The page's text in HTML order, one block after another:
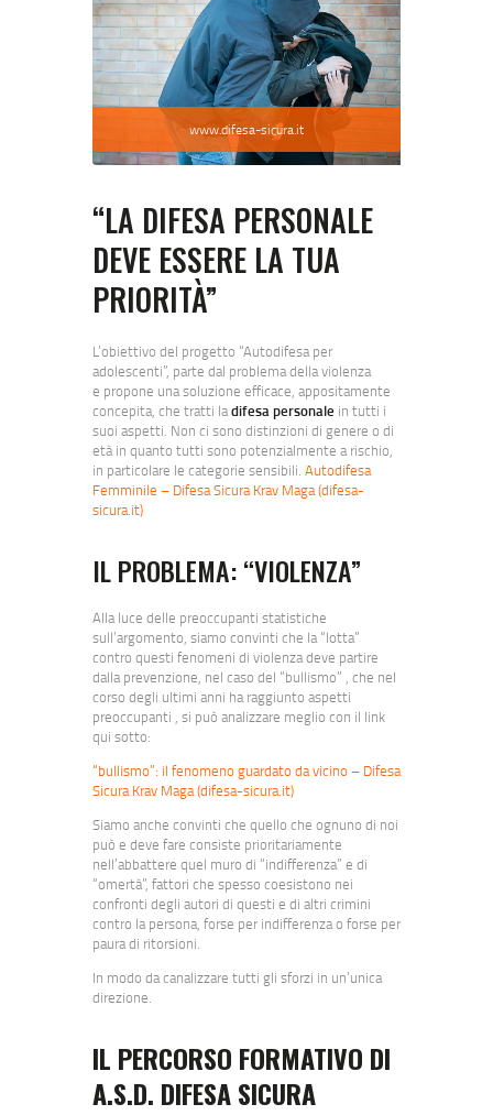
www.difesa-sicura.it
“LA DIFESA PERSONALE
DEVE ESSERE LA TUA
PRIORITÀ”
L’obiettivo del progetto “Autodifesa per
adolescenti”, parte dal problema della violenza
e propone una soluzione efficace, appositamente
concepita, che tratti ladifesa personale in tutti i
suoi aspetti. Non ci sono distinzioni di genere o di
età in quanto tutti sono potenzialmente a rischio,
in particolare le categorie sensibili. Autodifesa
Femminile – Difesa Sicura Krav Maga (difesa-
sicura.it)
IL PROBLEMA: “VIOLENZA”
Alla luce delle preoccupanti statistiche
sull’argomento, siamo convinti che la “lotta”
contro questi fenomeni di violenza deve partire
dalla prevenzione, nel caso del “bullismo” , che nel
corso degli ultimi anni ha raggiunto aspetti
preoccupanti , si può analizzare meglio con il link
qui sotto:
“bullismo”: il fenomeno guardato da vicino – Difesa
Sicura Krav Maga (difesa-sicura.it)
Siamo anche convinti che quello che ognuno di noi
può e deve fare consiste prioritariamente
nell’abbattere quel muro di “indifferenza” e di
“omertà”, fattori che spesso coesistono nei
confronti degli autori di questi e di altri crimini
contro la persona, forse per indifferenza o forse per
paura di ritorsioni.
In modo da canalizzare tutti gli sforzi in un’unica
direzione.
IL PERCORSO FORMATIVO DI
A.S.D. DIFESA SICURA